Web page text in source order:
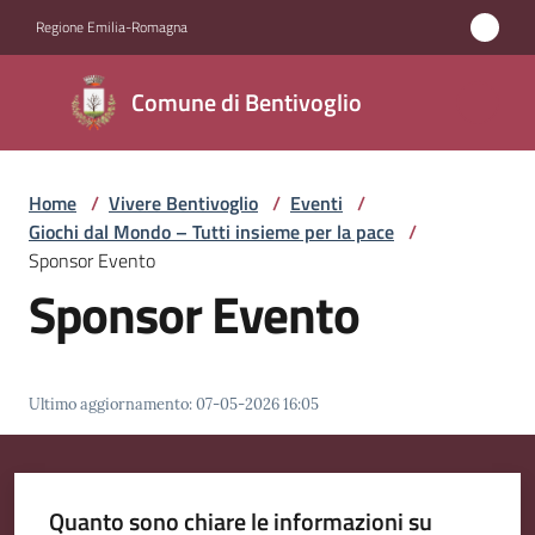
Regione Emilia-Romagna
Comune di Bentivoglio
Comune di
Bentivoglio
Amministrazione
Servizi
Vivere
Bentivoglio
Menu selezionato
Home / Vivere Bentivoglio / Eventi /
Giochi dal Mondo – Tutti insieme per la pace /
Sponsor Evento
Sponsor Evento
Ultimo aggiornamento:07-05-2026 16:05
Quanto sono chiare le informazioni su